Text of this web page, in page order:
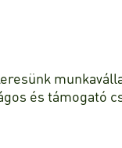
és támogató